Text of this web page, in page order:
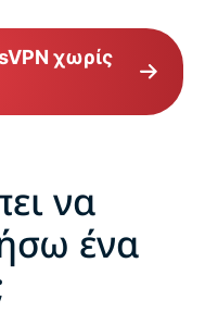
χωρίς
να
ένα